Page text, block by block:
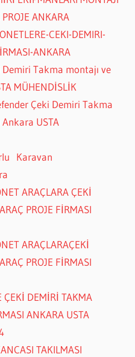
ANKARA
CEKI-DEMIRI-
ANKARA
Takma montajı ve
MÜHENDİSLİK
Çeki Demiri Takma
USTA
Karavan
ARAÇLARA ÇEKİ
PROJE FİRMASI
ARAÇLARAÇEKİ
PROJE FİRMASI
ÇEKİ DEMİRİ TAKMA
ANKARA USTA
TAKILMASI